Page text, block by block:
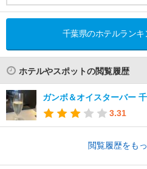
千葉県のホテルラン
ホテルやスポットの閲覧履歴
ガンボ＆オイスターバー
3.31
閲覧履歴をも